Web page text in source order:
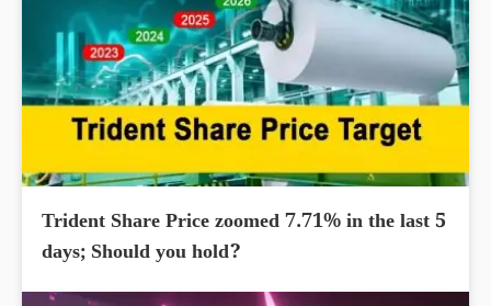
Trident Share Price zoomed 7.71% in the last 5
days; Should you hold?